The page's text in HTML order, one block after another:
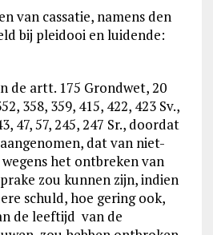
van cassatie, namens den
bij pleidooi en luidende:
de artt. 175 Grondwet, 20
358, 359, 415, 422, 423 Sv.,
47, 57, 245, 247 Sr., doordat
dat van niet-
het ontbreken van
zou kunnen zijn, indien
schuld, hoe gering ook,
de leeftijd van de